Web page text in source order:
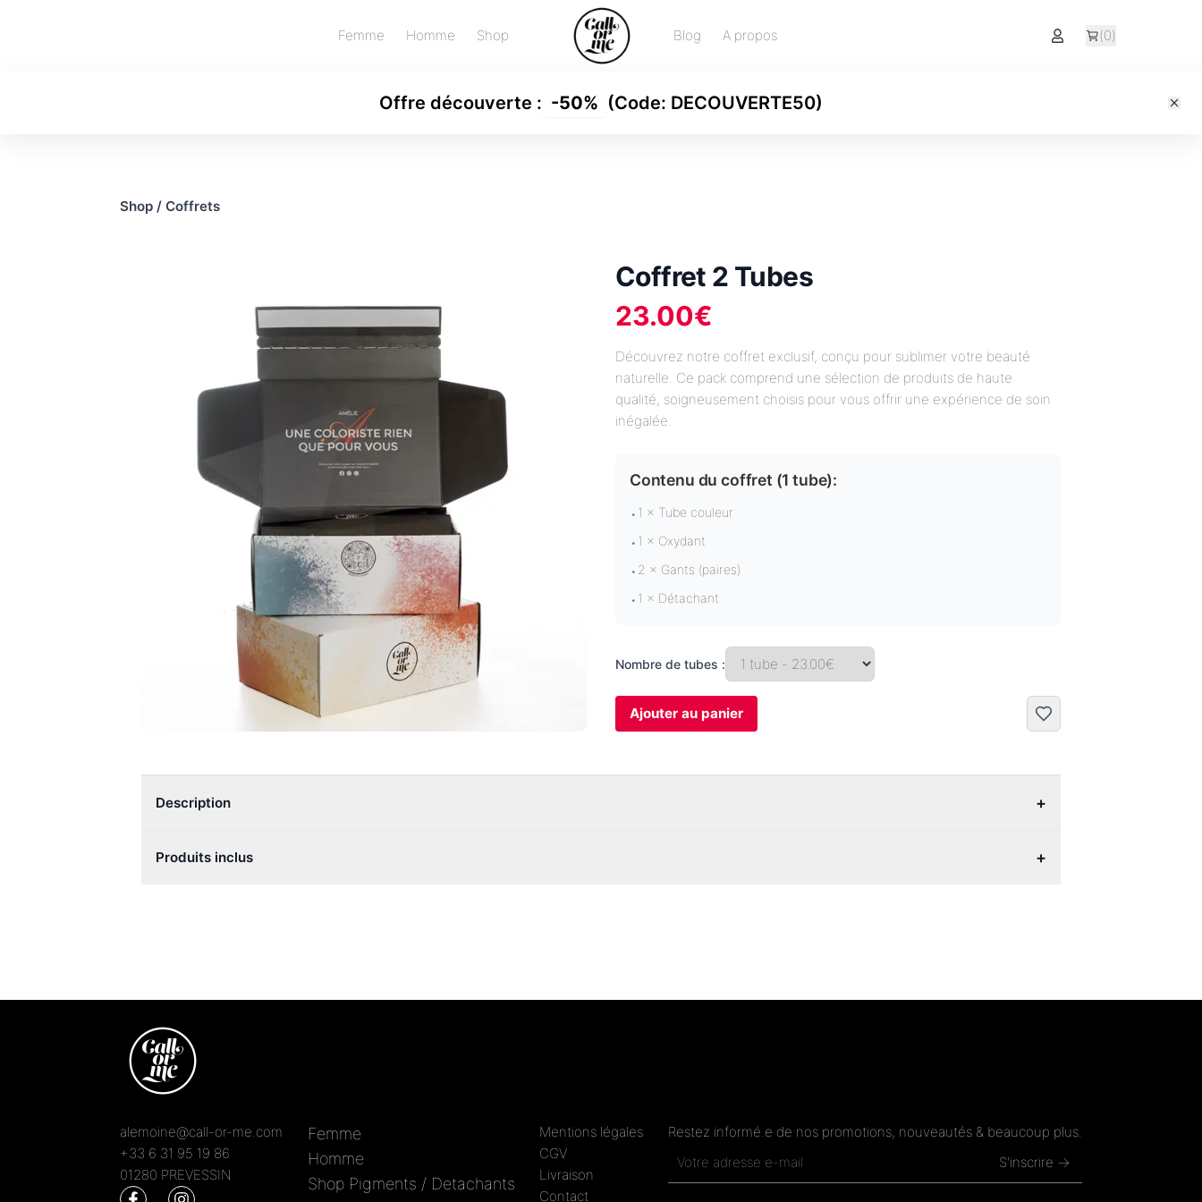
Femme Homme Shop Blog A propos (0)
Offre découverte : -50% (Code: DECOUVERTE50)
Shop/ Coffrets
Coffret 2 Tubes
23.00€
Découvrez notre coffret exclusif, conçu pour sublimer votre beauté
naturelle. Ce pack comprend une sélection de produits de haute
qualité, soigneusement choisis pour vous offrir une expérience de soin
inégalée.
Contenu du coffret (1 tube):
• 1 × Tube couleur
• 1 × Oxydant
• 2 × Gants (paires)
• 1 × Détachant
Nombre de tubes :
Ajouter au panier
Description +
Produits inclus +
alemoine@call-or-me.com
+33 6 31 95 19 86
01280 PREVESSIN
Femme
Homme
Shop Pigments / Detachants
Mentions légales
CGV
Livraison
Contact
Restez informé.e de nos promotions, nouveautés & beaucoup plus.
S'inscrire →